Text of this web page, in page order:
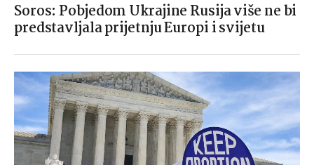
Soros: Pobjedom Ukrajine Rusija više ne bi
predstavljala prijetnju Europi i svijetu